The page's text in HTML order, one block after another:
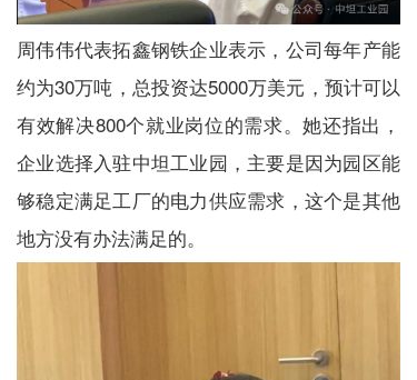
周伟伟代表拓鑫钢铁企业表示，公司每年产能
约为30万吨，总投资达5000万美元，预计可以
有效解决800个就业岗位的需求。她还指出，
企业选择入驻中坦工业园，主要是因为园区能
够稳定满足工厂的电力供应需求，这个是其他
地方没有办法满足的。